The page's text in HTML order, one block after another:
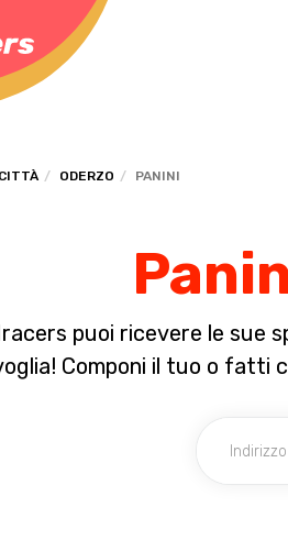
ODERZO PANINI
puoi ricevere le sue
Componi il tuo o fatti